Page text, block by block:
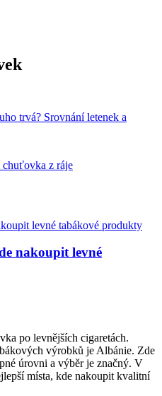
trvá? Srovnání letenek a
chuťovka z ráje
nakoupit levné
po levnějších cigaretách.
výrobků je Albánie. Zde
úrovni a výběr je značný. V
místa, kde nakoupit kvalitní